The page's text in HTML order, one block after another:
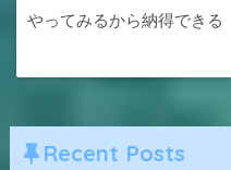
やってみるから納得できる
Recent Posts